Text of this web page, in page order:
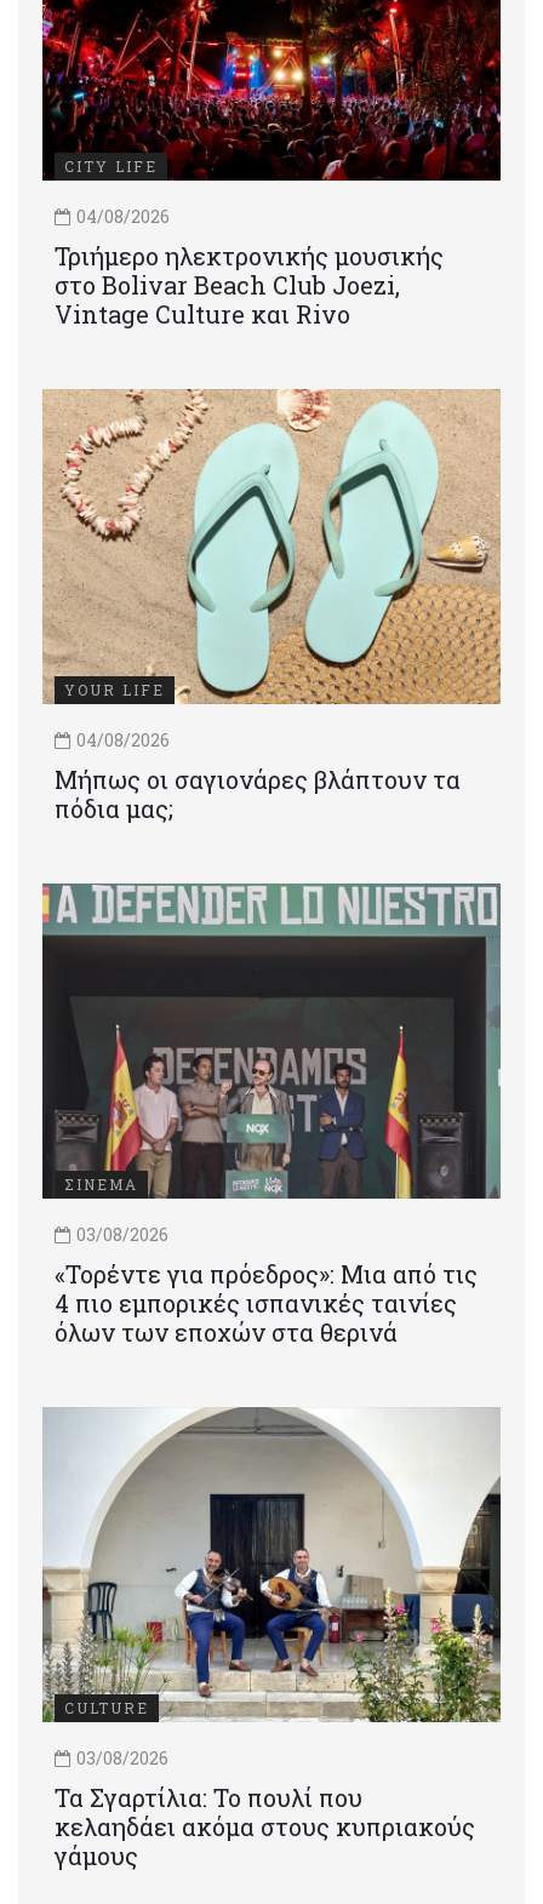
CITY LIFE
04/08/2026
Τριήμερο ηλεκτρονικής μουσικής
στο Bolivar Beach Club Joezi,
Vintage Culture και Rivo
YOUR LIFE
04/08/2026
Μήπως οι σαγιονάρες βλάπτουν τα
πόδια μας;
ΣΙΝΕΜΑ
03/08/2026
«Τορέντε για πρόεδρος»: Mια από τις
4 πιο εμπορικές ισπανικές ταινίες
όλων των εποχών στα θερινά
CULTURE
03/08/2026
Τα Σγαρτίλια: Το πουλί που
κελαηδάει ακόμα στους κυπριακούς
γάμους